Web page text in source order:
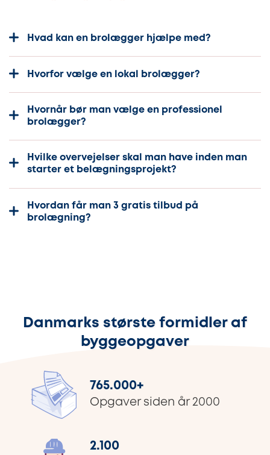
Hvad kan en brolægger hjælpe med?
Hvorfor vælge en lokal brolægger?
Hvornår bør man vælge en professionel
brolægger?
Hvilke overvejelser skal man have inden man
starter et belægningsprojekt?
Hvordan får man 3 gratis tilbud på
brolægning?
Danmarks største formidler af
byggeopgaver
765.000+
Opgaver siden år 2000
2.100